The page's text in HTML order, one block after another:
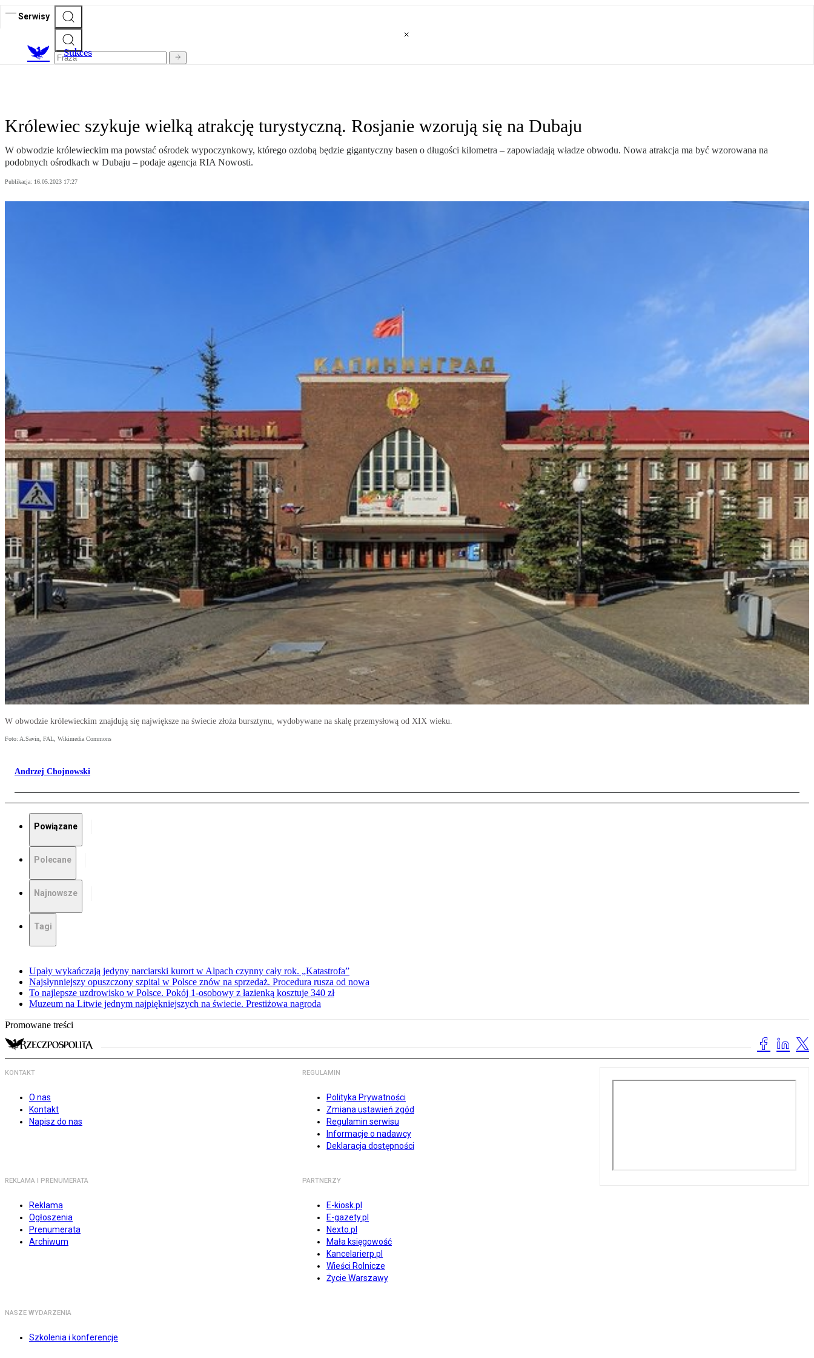
Serwisy
Sukces
Królewiec szykuje wielką atrakcję turystyczną. Rosjanie wzorują się na Dubaju
W obwodzie królewieckim ma powstać ośrodek wypoczynkowy, którego ozdobą będzie gigantyczny basen o długości kilometra – zapowiadają władze obwodu. Nowa atrakcja ma być wzorowana na
podobnych ośrodkach w Dubaju – podaje agencja RIA Nowosti.
Publikacja: 16.05.2023 17:27
W obwodzie królewieckim znajdują się największe na świecie złoża bursztynu, wydobywane na skalę przemysłową od XIX wieku.
Foto: A.Savin, FAL, Wikimedia Commons
Andrzej Chojnowski
Powiązane
Polecane
Najnowsze
Tagi
Upały wykańczają jedyny narciarski kurort w Alpach czynny cały rok. „Katastrofa”
Najsłynniejszy opuszczony szpital w Polsce znów na sprzedaż. Procedura rusza od nowa
To najlepsze uzdrowisko w Polsce. Pokój 1-osobowy z łazienką kosztuje 340 zł
Muzeum na Litwie jednym najpiękniejszych na świecie. Prestiżowa nagroda
Promowane treści
KONTAKT
O nas
Kontakt
Napisz do nas
REGULAMIN
Polityka Prywatności
Zmiana ustawień zgód
Regulamin serwisu
Informacje o nadawcy
Deklaracja dostępności
REKLAMA I PRENUMERATA
Reklama
Ogłoszenia
Prenumerata
Archiwum
PARTNERZY
E-kiosk.pl
E-gazety.pl
Nexto.pl
Mała księgowość
Kancelarierp.pl
Wieści Rolnicze
Życie Warszawy
NASZE WYDARZENIA
Szkolenia i konferencje